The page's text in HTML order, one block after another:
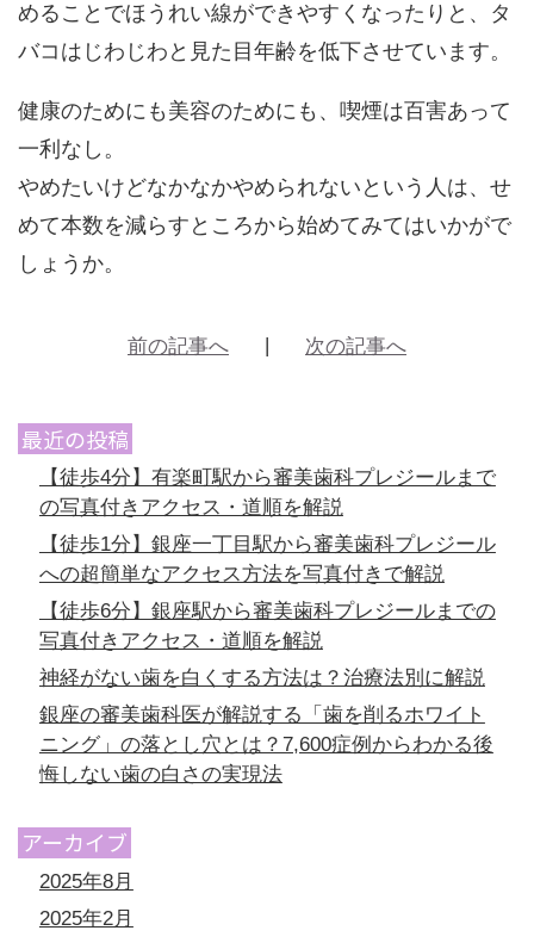
めることでほうれい線ができやすくなったりと、タ
バコはじわじわと見た目年齢を低下させています。
健康のためにも美容のためにも、喫煙は百害あって
一利なし。
やめたいけどなかなかやめられないという人は、せ
めて本数を減らすところから始めてみてはいかがで
しょうか。
前の記事へ 次の記事へ
最近の投稿
【徒歩4分】有楽町駅から審美歯科プレジールまで
の写真付きアクセス・道順を解説
【徒歩1分】銀座一丁目駅から審美歯科プレジール
への超簡単なアクセス方法を写真付きで解説
【徒歩6分】銀座駅から審美歯科プレジールまでの
写真付きアクセス・道順を解説
神経がない歯を白くする方法は？治療法別に解説
銀座の審美歯科医が解説する「歯を削るホワイト
ニング」の落とし穴とは？7,600症例からわかる後
悔しない歯の白さの実現法
アーカイブ
2025年8月
2025年2月